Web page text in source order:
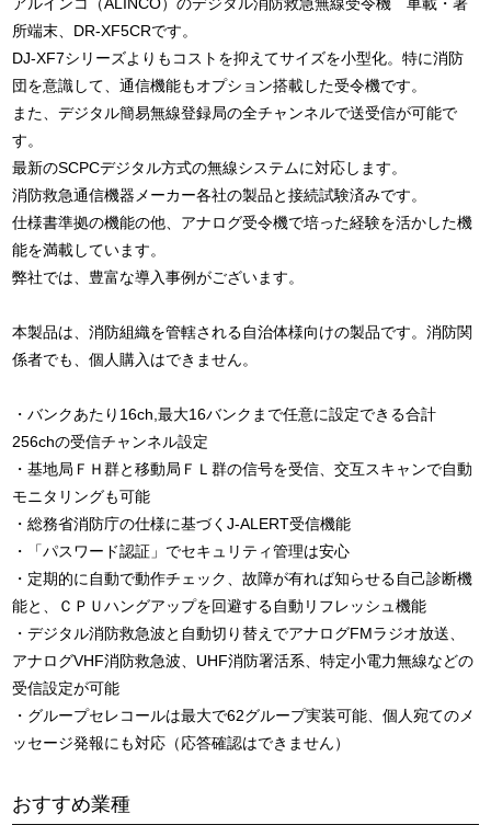
所端末、DR-XF5CRです。
DJ-XF7シリーズよりもコストを抑えてサイズを小型化。特に消防
団を意識して、通信機能もオプション搭載した受令機です。
また、デジタル簡易無線登録局の全チャンネルで送受信が可能で
す。
最新のSCPCデジタル方式の無線システムに対応します。
消防救急通信機器メーカー各社の製品と接続試験済みです。
仕様書準拠の機能の他、アナログ受令機で培った経験を活かした機
能を満載しています。
弊社では、豊富な導入事例がございます。
本製品は、消防組織を管轄される自治体様向けの製品です。消防関
係者でも、個人購入はできません。
・バンクあたり16ch,最大16バンクまで任意に設定できる合計
256chの受信チャンネル設定
・基地局ＦＨ群と移動局ＦＬ群の信号を受信、交互スキャンで自動
モニタリングも可能
・総務省消防庁の仕様に基づくJ-ALERT受信機能
・「パスワード認証」でセキュリティ管理は安心
・定期的に自動で動作チェック、故障が有れば知らせる自己診断機
能と、ＣＰＵハングアップを回避する自動リフレッシュ機能
・デジタル消防救急波と自動切り替えでアナログFMラジオ放送、
アナログVHF消防救急波、UHF消防署活系、特定小電力無線などの
受信設定が可能
・グループセレコールは最大で62グループ実装可能、個人宛てのメ
ッセージ発報にも対応（応答確認はできません）
おすすめ業種